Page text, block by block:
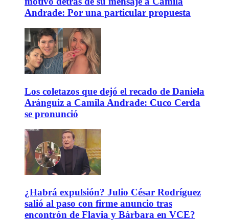
Andrade: Por una particular propuesta
Los coletazos que dejó el recado de Daniela
Aránguiz a Camila Andrade: Cuco Cerda
se pronunció
¿Habrá expulsión? Julio César Rodríguez
salió al paso con firme anuncio tras
encontrón de Flavia y Bárbara en VCE?